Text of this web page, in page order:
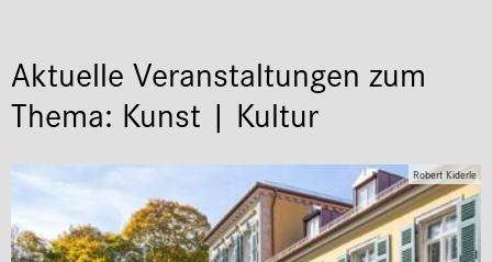
Aktuelle Veranstaltungen zum
Thema: Kunst | Kultur
Robert Kiderle